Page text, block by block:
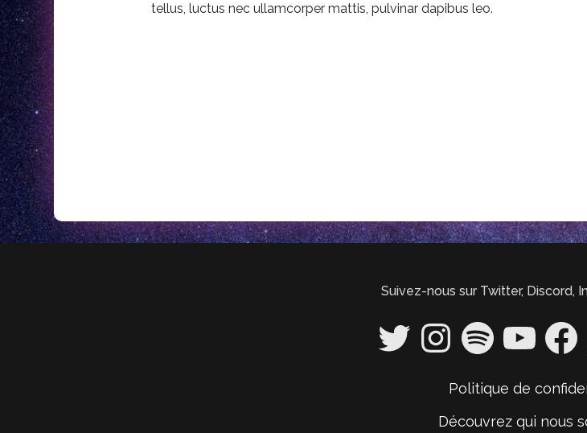
tellus, luctus nec ullamcorper mattis, pulvinar dapibus leo.
Suivez-nous sur Twitter, Discord,
Politique de
Découvrez qui nous